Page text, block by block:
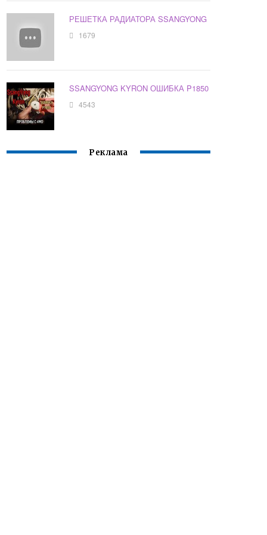
РЕШЕТКА РАДИАТОРА SSANGYONG
1679
SSANGYONG KYRON ОШИБКА P1850
4543
Реклама